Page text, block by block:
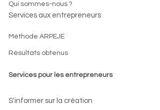
Qui sommes-nous ?
Services aux entrepreneurs
Méthode ARPEJE
Résultats obtenus
Services pour les entrepreneurs
S'informer sur la création